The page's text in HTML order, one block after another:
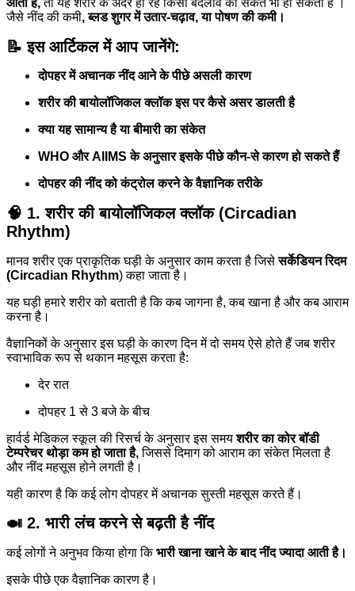
आती है,तो यह शरीर के अंदर हो रहे किसी बदलाव का संकेत भी हो सकता है ।
जैसे नींद की कमी, ब्लड शुगर में उतार-चढ़ाव, या पोषण की कमी।
📝 इस आर्टिकल में आप जानेंगे:
दोपहर में अचानक नींद आने के पीछे असली कारण
शरीर की बायोलॉजिकल क्लॉक इस पर कैसे असर डालती है
क्या यह सामान्य है या बीमारी का संकेत
WHO और AIIMS के अनुसार इसके पीछे कौन-से कारण हो सकते हैं
दोपहर की नींद को कंट्रोल करने के वैज्ञानिक तरीके
🧠 1. शरीर की बायोलॉजिकल क्लॉक (Circadian
Rhythm)
मानव शरीर एक प्राकृतिक घड़ी के अनुसार काम करता है जिसेसर्केडियन रिदम
(Circadian Rhythm) कहा जाता है।
यह घड़ी हमारे शरीर को बताती है कि कब जागना है, कब खाना है और कब आराम
करना है।
वैज्ञानिकों के अनुसार इस घड़ी के कारण दिन में दो समय ऐसे होते हैं जब शरीर
स्वाभाविक रूप से थकान महसूस करता है:
देर रात
दोपहर 1 से 3 बजे के बीच
हार्वर्ड मेडिकल स्कूल की रिसर्च के अनुसार इस समयशरीर का कोर बॉडी
टेम्परेचर थोड़ा कम हो जाता है,जिससे दिमाग को आराम का संकेत मिलता है
और नींद महसूस होने लगती है।
यही कारण है कि कई लोग दोपहर में अचानक सुस्ती महसूस करते हैं।
🍛 2. भारी लंच करने से बढ़ती है नींद
कई लोगों ने अनुभव किया होगा किभारी खाना खाने के बाद नींद ज्यादा आती है।
इसके पीछे एक वैज्ञानिक कारण है।